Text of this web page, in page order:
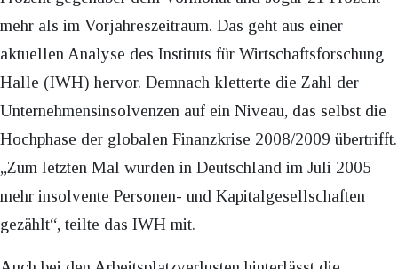
mehr als im Vorjahreszeitraum. Das geht aus einer
aktuellen Analyse des Instituts für Wirtschaftsforschung
Halle (IWH) hervor. Demnach kletterte die Zahl der
Unternehmensinsolvenzen auf ein Niveau, das selbst die
Hochphase der globalen Finanzkrise 2008/2009 übertrifft.
„Zum letzten Mal wurden in Deutschland im Juli 2005
mehr insolvente Personen- und Kapitalgesellschaften
gezählt“, teilte das IWH mit.